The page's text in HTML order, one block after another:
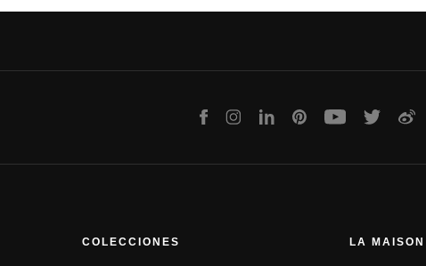
FacebookInstagramLinkedInPinterest Youtube Twitter
COLECCIONES LA MAISON